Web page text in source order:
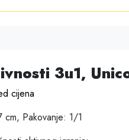
3u1,
cijena
cm, Pakovanje: 1/1